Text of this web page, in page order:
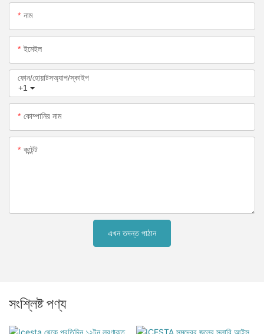
নাম
ইমেইল
+1
ফোন/হোয়াটসঅ্যাপ/স্কাইপ
কোম্পানির নাম
কন্টেন্ট
এখন তদন্ত পাঠান
সংশ্লিষ্ট পণ্য